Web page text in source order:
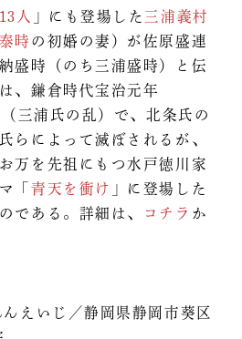
人 」にも登場した 三浦義村
時 の初婚の妻）が佐原盛連
盛時（のち三浦盛時）と伝
、鎌倉時代宝治元年
三浦氏の乱）で、北条氏の
らによって滅ぼされるが、
万を先祖にもつ水戸徳川家
「 青天を衝け 」に登場した
である。詳細は、
コチラ か
んえいじ／静岡県静岡市葵区